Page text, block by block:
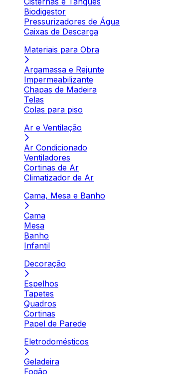
Biodigestor
Pressurizadores de Água
Caixas de Descarga
Materiais para Obra
Argamassa e Rejunte
Impermeabilizante
Chapas de Madeira
Telas
Colas para piso
Ar e Ventilação
Ar Condicionado
Ventiladores
Cortinas de Ar
Climatizador de Ar
Cama, Mesa e Banho
Cama
Mesa
Banho
Infantil
Decoração
Espelhos
Tapetes
Quadros
Cortinas
Papel de Parede
Eletrodomésticos
Geladeira
Fogão